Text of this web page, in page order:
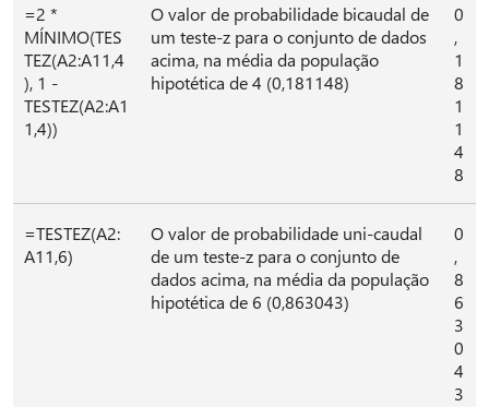
=2 *
MÍNIMO(TES
TEZ(A2:A11,4
), 1 -
TESTEZ(A2:A1
1,4))
O valor de probabilidade bicaudal de
um teste-z para o conjunto de dados
acima, na média da população
hipotética de 4 (0,181148)
0
,
1
8
1
1
4
8
=TESTEZ(A2:
A11,6)
O valor de probabilidade uni-caudal
de um teste-z para o conjunto de
dados acima, na média da população
hipotética de 6 (0,863043)
0
,
8
6
3
0
4
3